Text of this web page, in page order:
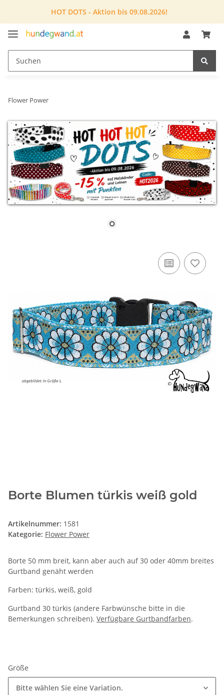
HOT DOTS - Aktion bis 09.08.2026!
Flower Power
Borte Blumen türkis weiß gold
Artikelnummer: 1581
Kategorie: Flower Power
Borte 50 mm breit, kann aber auch auf 30 oder 40mm breites
Gurtband genäht werden
Farben: türkis, weiß, gold
Gurtband 30 türkis (andere Farbwünsche bitte in die
Bemerkungen schreiben). Verfügbare Gurtbandfarben.
Größe
Bitte wählen Sie eine Variation.